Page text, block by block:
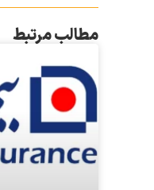
مطالب مرتبط